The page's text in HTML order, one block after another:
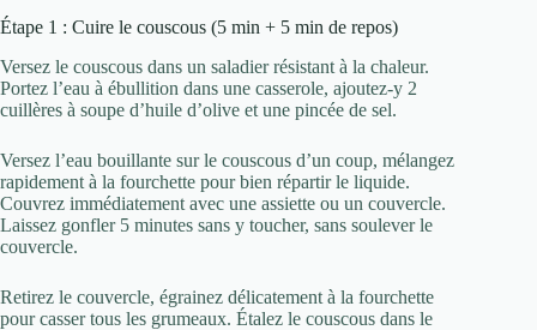
Étape 1 : Cuire le couscous (5 min + 5 min de repos)
Versez le couscous dans un saladier résistant à la chaleur.
Portez l’eau à ébullition dans une casserole, ajoutez-y 2
cuillères à soupe d’huile d’olive et une pincée de sel.
Versez l’eau bouillante sur le couscous d’un coup, mélangez
rapidement à la fourchette pour bien répartir le liquide.
Couvrez immédiatement avec une assiette ou un couvercle.
Laissez gonfler 5 minutes sans y toucher, sans soulever le
couvercle.
Retirez le couvercle, égrainez délicatement à la fourchette
pour casser tous les grumeaux. Étalez le couscous dans le